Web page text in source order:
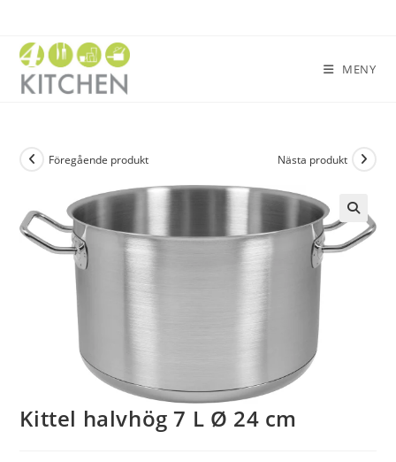
MENY
Föregående produkt Nästa produkt
🔍
Kittel halvhög 7 L Ø 24 cm